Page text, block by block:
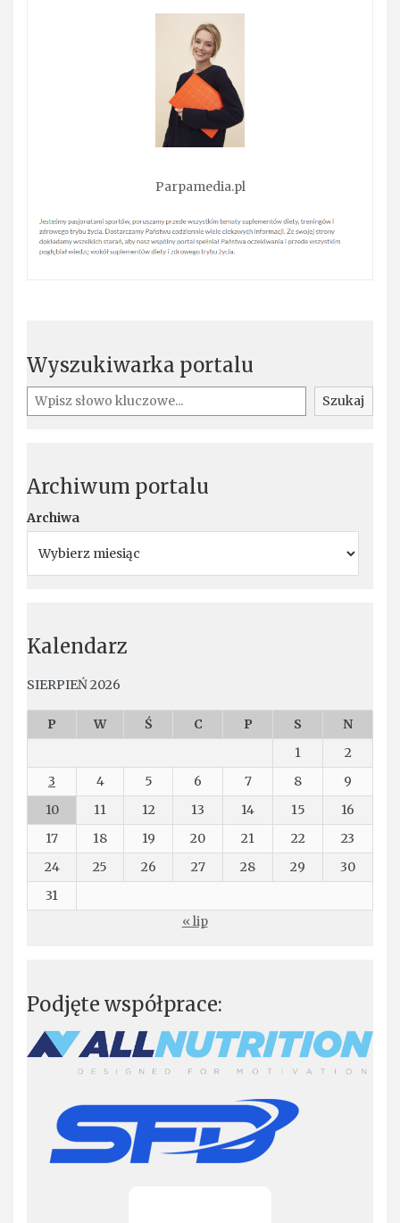
Parpamedia.pl
Wyszukiwarka portalu
Szukaj Szukaj
Archiwum portalu
Archiwa
Kalendarz
SIERPIEŃ 2026
P W Ś C P S
N
1
2
3
4 5 6 7 8
9
10
11 12 13 14 15
16
17
18 19 20 21 22
23
24
25 26 27 28 29
30
31
« lip
Podjęte współprace: